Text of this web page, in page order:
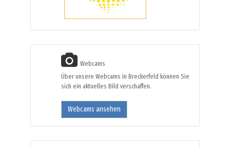
Webcams
Über unsere Webcams in Breckerfeld können Sie
sich ein aktuelles Bild verschaffen.
Webcams ansehen